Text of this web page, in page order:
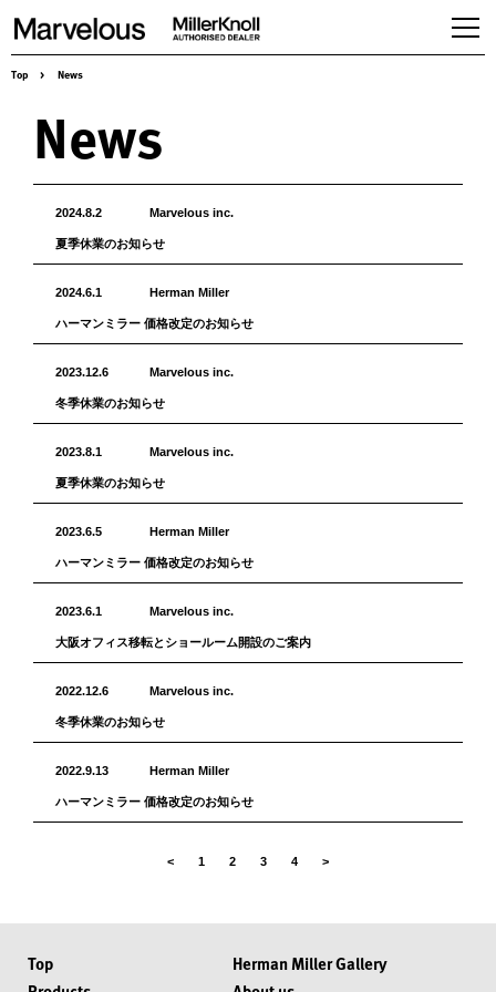
Seating
Tables,desking & Storage
Accessories
Herman Miller Gallery
About us
Services & Solution
News
Case studies
Contact
Online store
Recruit
Top > News
News
2024.8.2 Marvelous inc.
夏季休業のお知らせ
2024.6.1 Herman Miller
ハーマンミラー 価格改定のお知らせ
2023.12.6 Marvelous inc.
冬季休業のお知らせ
2023.8.1 Marvelous inc.
夏季休業のお知らせ
2023.6.5 Herman Miller
ハーマンミラー 価格改定のお知らせ
2023.6.1 Marvelous inc.
大阪オフィス移転とショールーム開設のご案内
2022.12.6 Marvelous inc.
冬季休業のお知らせ
2022.9.13 Herman Miller
ハーマンミラー 価格改定のお知らせ
< 1 2 3 4 >
Top
Herman Miller Gallery